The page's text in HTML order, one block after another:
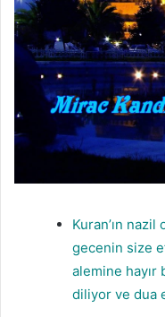
Kuran’ın
gecenin size
alemine
diliyor ve dua